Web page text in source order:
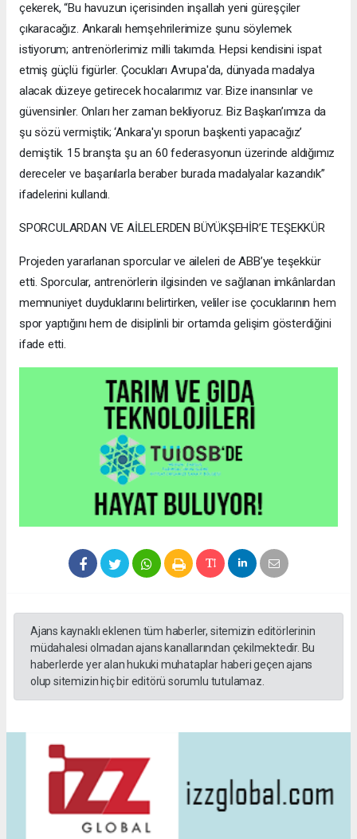
çekerek, “Bu havuzun içerisinden inşallah yeni güreşçiler
çıkaracağız. Ankaralı hemşehrilerimize şunu söylemek
istiyorum; antrenörlerimiz milli takımda. Hepsi kendisini ispat
etmiş güçlü figürler. Çocukları Avrupa'da, dünyada madalya
alacak düzeye getirecek hocalarımız var. Bize inansınlar ve
güvensinler. Onları her zaman bekliyoruz. Biz Başkan’ımıza da
şu sözü vermiştik; ‘Ankara'yı sporun başkenti yapacağız’
demiştik. 15 branşta şu an 60 federasyonun üzerinde aldığımız
dereceler ve başarılarla beraber burada madalyalar kazandık”
ifadelerini kullandı.
SPORCULARDAN VE AİLELERDEN BÜYÜKŞEHİR’E TEŞEKKÜR
Projeden yararlanan sporcular ve aileleri de ABB’ye teşekkür
etti. Sporcular, antrenörlerin ilgisinden ve sağlanan imkânlardan
memnuniyet duyduklarını belirtirken, veliler ise çocuklarının hem
spor yaptığını hem de disiplinli bir ortamda gelişim gösterdiğini
ifade etti.
Ajans kaynaklı eklenen tüm haberler, sitemizin editörlerinin
müdahalesi olmadan ajans kanallarından çekilmektedir. Bu
haberlerde yer alan hukuki muhataplar haberi geçen ajans
olup sitemizin hiç bir editörü sorumlu tutulamaz.